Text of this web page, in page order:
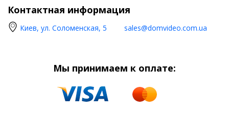
Контактная информация
Киев, ул. Соломенская, 5 sales@domvideo.com.ua
Мы принимаем к оплате: